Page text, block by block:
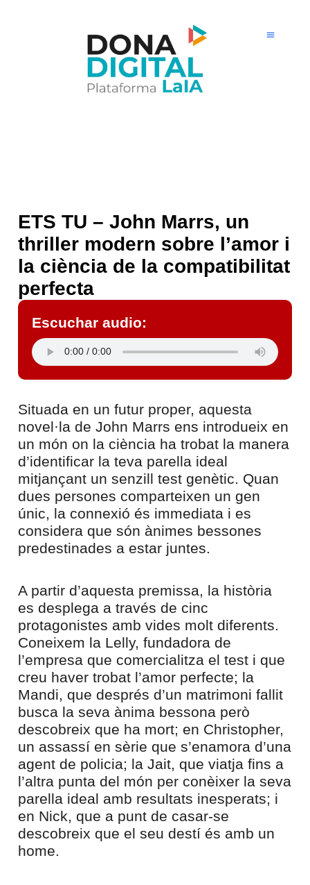
ETS TU – John Marrs, un
thriller modern sobre l’amor i
la ciència de la compatibilitat
perfecta
Escuchar audio:
Situada en un futur proper, aquesta
novel·la de John Marrs ens introdueix en
un món on la ciència ha trobat la manera
d’identificar la teva parella ideal
mitjançant un senzill test genètic. Quan
dues persones comparteixen un gen
únic, la connexió és immediata i es
considera que són ànimes bessones
predestinades a estar juntes.
A partir d’aquesta premissa, la història
es desplega a través de cinc
protagonistes amb vides molt diferents.
Coneixem la Lelly, fundadora de
l’empresa que comercialitza el test i que
creu haver trobat l’amor perfecte; la
Mandi, que després d’un matrimoni fallit
busca la seva ànima bessona però
descobreix que ha mort; en Christopher,
un assassí en sèrie que s’enamora d’una
agent de policia; la Jait, que viatja fins a
l’altra punta del món per conèixer la seva
parella ideal amb resultats inesperats; i
en Nick, que a punt de casar-se
descobreix que el seu destí és amb un
home.